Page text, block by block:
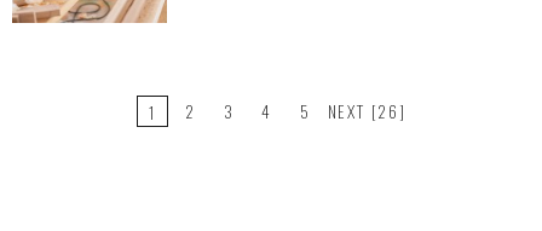
1 2 3 4 5 NEXT [26]